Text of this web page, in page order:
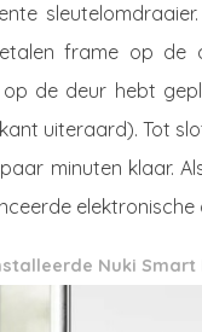
frame op
de deur hebt
uiteraard). Tot
minuten klaar.
elektronische
Nuki Smart